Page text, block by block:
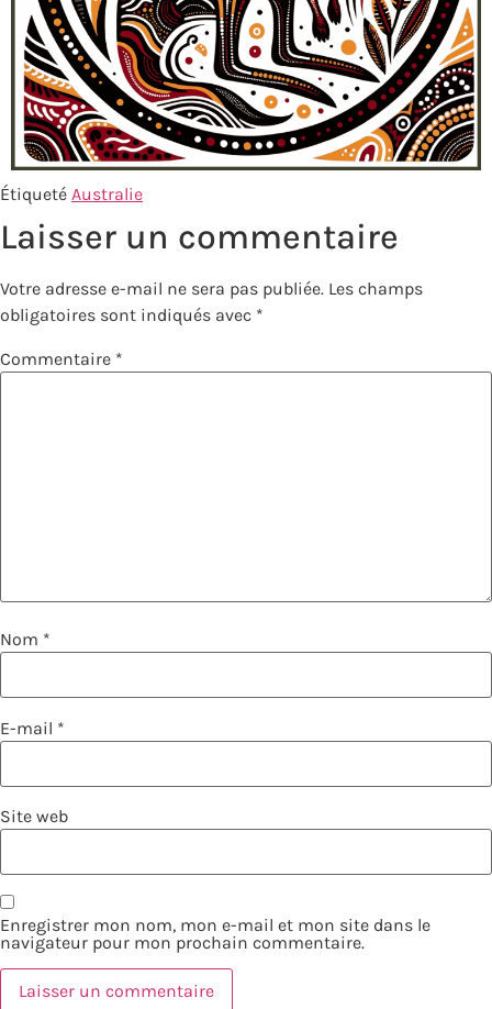
Étiqueté Australie
Laisser un commentaire
Votre adresse e-mail ne sera pas publiée. Les champs
obligatoires sont indiqués avec *
Commentaire *
Nom *
E-mail *
Site web
Enregistrer mon nom, mon e-mail et mon site dans le
navigateur pour mon prochain commentaire.